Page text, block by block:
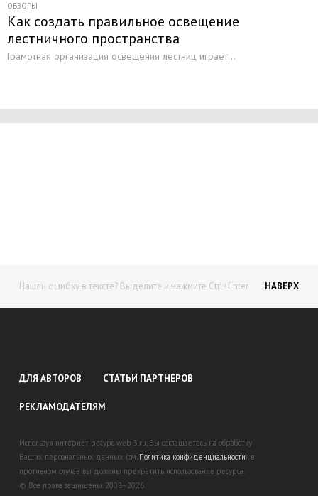
ОБЗОРЫ
Как создать правильное освещение
лестничного пространства
Грамотная организация освещения лестниц играет...
Нашли ошибку в тексте? Выделите и нажмите Ctrl+Enter НАВЕРХ
ДЛЯ АВТОРОВ СТАТЬИ ПАРТНЕРОВ
РЕКЛАМОДАТЕЛЯМ
Используя интернет ресурс web-3.ru, Вы соглашаетесь на обработку
Ваших персональных данных (см. Политика конфиденциальности), в
противном случае вы должны прекратить использование ресурса.
© Все права защищены. 2008–2026.